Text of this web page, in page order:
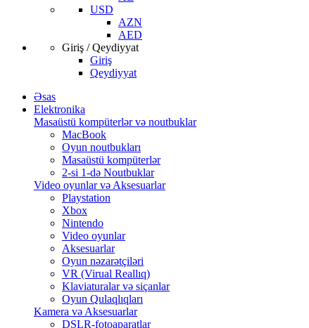
USD
AZN
AED
Giriş / Qeydiyyat
Giriş
Qeydiyyat
Əsas
Elektronika
Masaüstü kompüterlər və noutbuklar
MacBook
Oyun noutbukları
Masaüstü kompüterlər
2-si 1-də Noutbuklar
Video oyunlar və Aksesuarlar
Playstation
Xbox
Nintendo
Video oyunlar
Aksesuarlar
Oyun nəzarətçiləri
VR (Virual Reallıq)
Klaviaturalar və siçanlar
Oyun Qulaqlıqları
Kamera və Aksesuarlar
DSLR-fotoaparatlar